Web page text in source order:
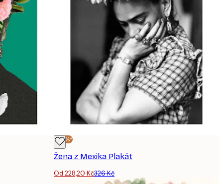
-30%*
Žena z Mexika Plakát
Od 228,20 Kč326 Kč